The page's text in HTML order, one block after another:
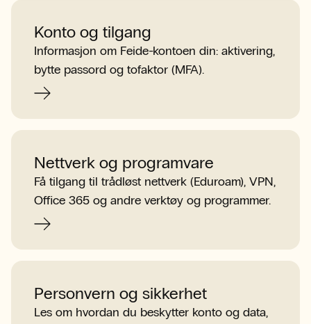
Konto og tilgang
Informasjon om Feide-kontoen din: aktivering,
bytte passord og tofaktor (MFA).
Nettverk og programvare
Få tilgang til trådløst nettverk (Eduroam), VPN,
Office 365 og andre verktøy og programmer.
Personvern og sikkerhet
Les om hvordan du beskytter konto og data,